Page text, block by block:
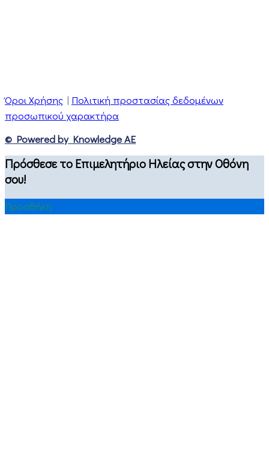
Όροι Χρήσης | Πολιτική προστασίας δεδομένων
προσωπικού χαρακτήρα
© Powered by Knowledge AE
Πρόσθεσε το Επιμελητήριο Ηλείας στην Οθόνη
σου!
Προσθήκη